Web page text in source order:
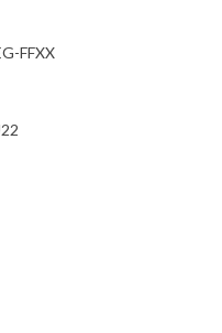
FFXX